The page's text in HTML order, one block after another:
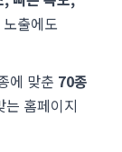
출에도
에 맞춘 70종
는 홈페이지